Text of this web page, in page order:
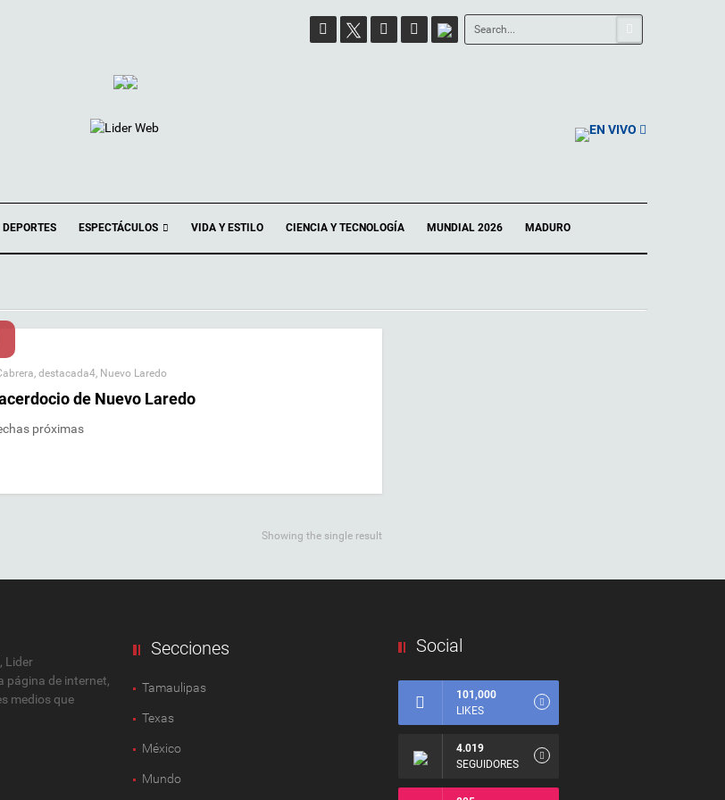
EN VIVO
DEPORTES ESPECTÁCULOS VIDA Y ESTILO CIENCIA Y TECNOLOGÍA MUNDIAL 2026 MADURO
, destacada4, Nuevo Laredo
de Nuevo Laredo
próximas
Showing the single result
Lider
página de internet,
medios que
Secciones
Tamaulipas
Texas
México
Mundo
Social
101,000
LIKES
4.019
SEGUIDORES